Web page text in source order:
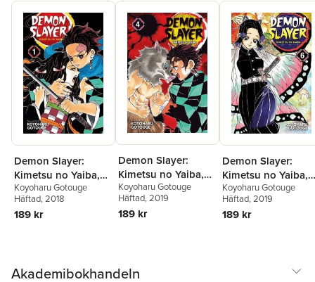
Demon Slayer:
Kimetsu no Yaiba,
Vol. 1
Koyoharu Gotouge
Häftad, 2018
189 kr
Demon Slayer:
Kimetsu no Yaiba,
Vol. 4
Koyoharu Gotouge
Häftad, 2019
189 kr
Demon Slayer:
Kimetsu no Yaiba,
Vol. 6
Koyoharu Gotouge
Häftad, 2019
189 kr
Akademibokhandeln